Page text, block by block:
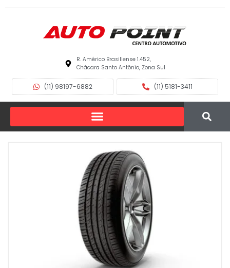
R. Américo Brasiliense 1.452,
Chácara Santo Antônio, Zona Sul
(11) 98197-6882 (11) 5181-3411